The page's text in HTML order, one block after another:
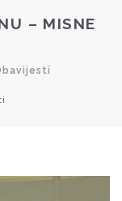
– MISNE